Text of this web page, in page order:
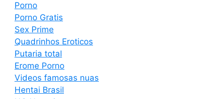
Porno
Porno Gratis
Sex Prime
Quadrinhos Eroticos
Putaria total
Erome Porno
Videos famosas nuas
Hentai Brasil